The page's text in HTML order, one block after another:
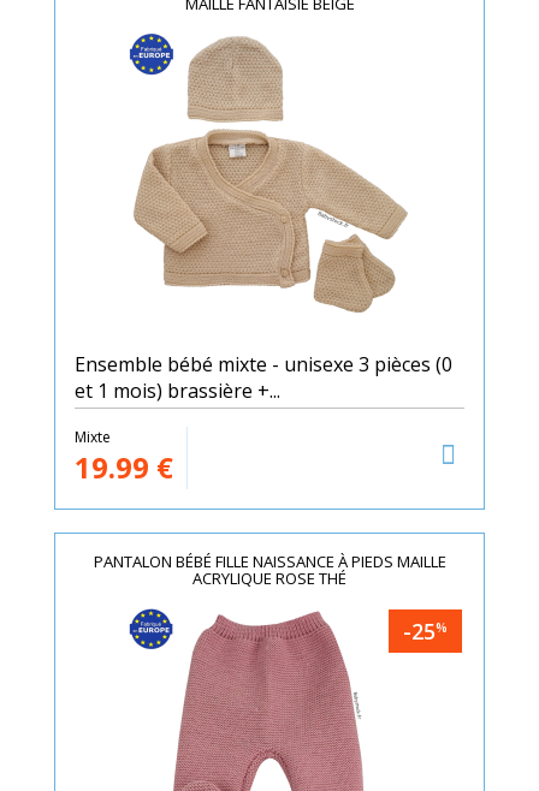
Ensemble bébé mixte - unisexe 3 pièces (0
et 1 mois) brassière +...
Mixte
19.99 €
PANTALON BÉBÉ FILLE NAISSANCE À PIEDS MAILLE
ACRYLIQUE ROSE THÉ
-25%